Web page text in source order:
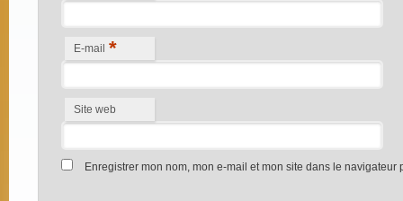
E-mail *
Site web
Enregistrer mon nom, mon e-mail et mon site dans le